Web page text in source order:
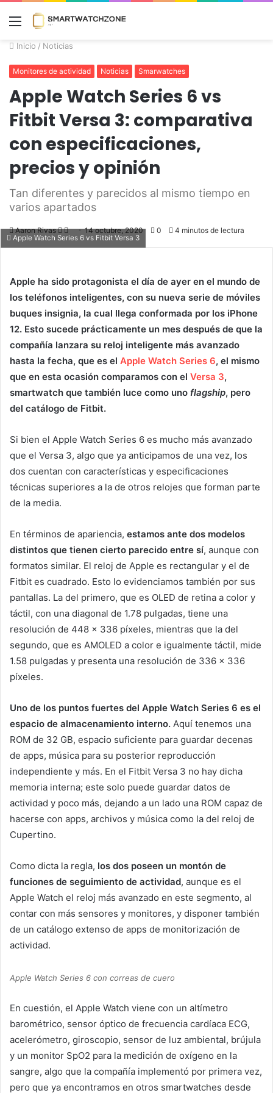
Menú
Inicio / Noticias
Monitores de actividad Noticias Smarwatches
Apple Watch Series 6 vs
Fitbit Versa 3: comparativa
con especificaciones,
precios y opinión
Tan diferentes y parecidos al mismo tiempo en
varios apartados
Aaron Rivas
Follow
Send14 octubre, 2020 0 4 minutos de lectura
Apple Watch Series 6 vs Fitbit Versa 3
Apple ha sido protagonista el día de ayer en el mundo de
los teléfonos inteligentes, con su nueva serie de móviles
buques insignia, la cual llega conformada por los iPhone
12. Esto sucede prácticamente un mes después de que la
compañía lanzara su reloj inteligente más avanzado
hasta la fecha, que es el Apple Watch Series 6, el mismo
que en esta ocasión comparamos con el Versa 3,
smartwatch que también luce como uno flagship, pero
del catálogo de Fitbit.
Si bien el Apple Watch Series 6 es mucho más avanzado
que el Versa 3, algo que ya anticipamos de una vez, los
dos cuentan con características y especificaciones
técnicas superiores a la de otros relojes que forman parte
de la media.
En términos de apariencia, estamos ante dos modelos
distintos que tienen cierto parecido entre sí, aunque con
formatos similar. El reloj de Apple es rectangular y el de
Fitbit es cuadrado. Esto lo evidenciamos también por sus
pantallas. La del primero, que es OLED de retina a color y
táctil, con una diagonal de 1.78 pulgadas, tiene una
resolución de 448 x 336 píxeles, mientras que la del
segundo, que es AMOLED a color e igualmente táctil, mide
1.58 pulgadas y presenta una resolución de 336 x 336
píxeles.
Uno de los puntos fuertes del Apple Watch Series 6 es el
espacio de almacenamiento interno. Aquí tenemos una
ROM de 32 GB, espacio suficiente para guardar decenas
de apps, música para su posterior reproducción
independiente y más. En el Fitbit Versa 3 no hay dicha
memoria interna; este solo puede guardar datos de
actividad y poco más, dejando a un lado una ROM capaz de
hacerse con apps, archivos y música como la del reloj de
Cupertino.
Como dicta la regla, los dos poseen un montón de
funciones de seguimiento de actividad, aunque es el
Apple Watch el reloj más avanzado en este segmento, al
contar con más sensores y monitores, y disponer también
de un catálogo extenso de apps de monitorización de
actividad.
Apple Watch Series 6 con correas de cuero
En cuestión, el Apple Watch viene con un altímetro
barométrico, sensor óptico de frecuencia cardíaca ECG,
acelerómetro, giroscopio, sensor de luz ambiental, brújula
y un monitor SpO2 para la medición de oxígeno en la
sangre, algo que la compañía implementó por primera vez,
pero que ya encontramos en otros smartwatches desde